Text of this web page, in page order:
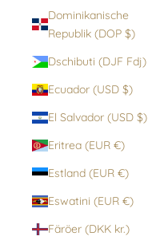
Dominikanische
Republik (DOP $)
Dschibuti (DJF Fdj)
Ecuador (USD $)
El Salvador (USD $)
Eritrea (EUR €)
Estland (EUR €)
Eswatini (EUR €)
Färöer (DKK kr.)